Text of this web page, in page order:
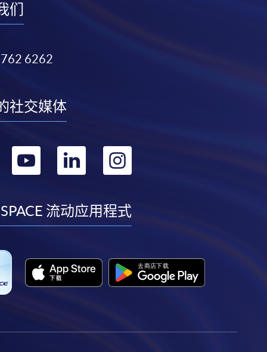
们
6262
社交媒体
转
转
youtube
转
linkedininstagram
流动应用程式